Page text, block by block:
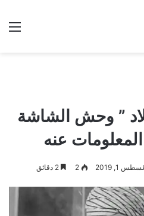
” وحش الشاشة
عنه
1, 2019
2